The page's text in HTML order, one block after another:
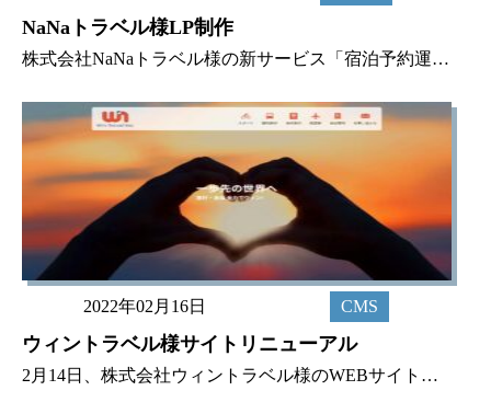
NaNaトラベル様LP制作
株式会社NaNaトラベル様の新サービス「宿泊予約運用代行サービス」のLPを制作いたしました。 宿泊予約運用代行サービスは宿泊施設向けの新しいサービスです。楽天トラベルやじゃらん、るるぶトラベルといったOTA（Online
2022年02月16日 CMS
ウィントラベル様サイトリニューアル
2月14日、株式会社ウィントラベル様のWEBサイトをリニューアルいたしました。 【作業内容】・デザイン・コーディング・WordPress組み込み・WordPressカスタマイズ・サーバー移転 今回のカスタマイズでは旅行会